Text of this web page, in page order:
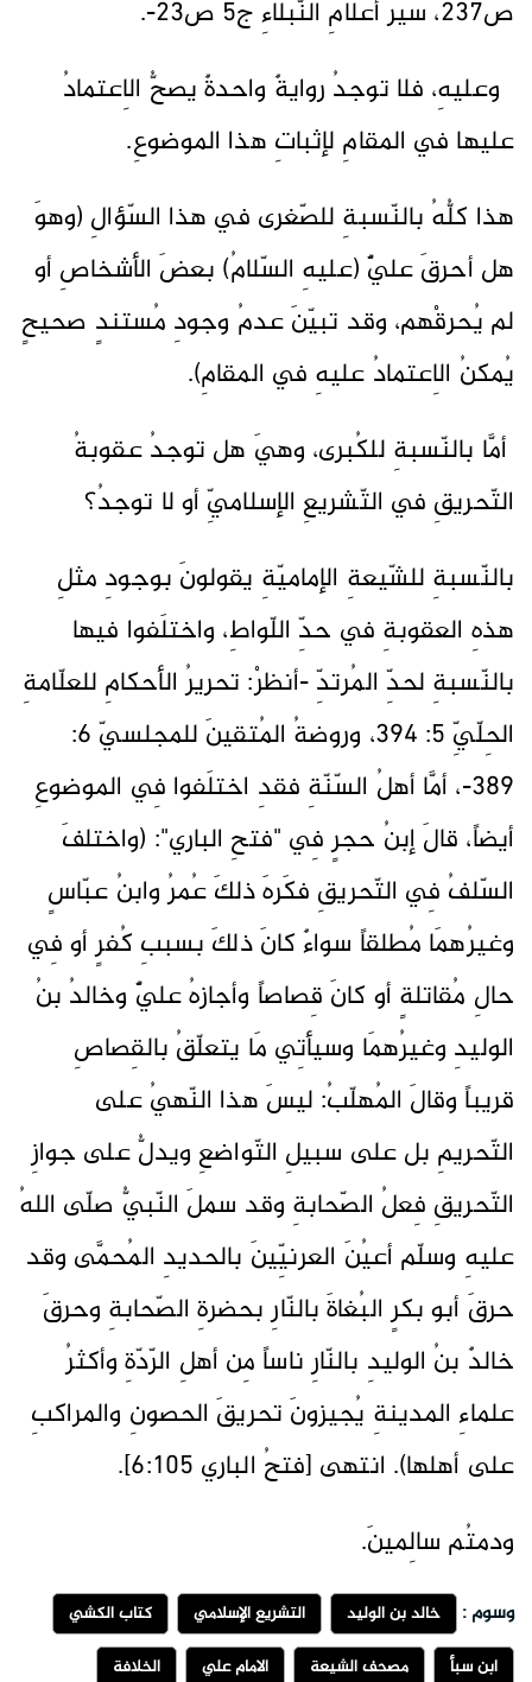
ص237، سيرُ أعلامِ النّبلاءِ ج5 ص23-.
وعليهِ، فلا توجدُ روايةٌ واحدةٌ يصحُّ الاِعتمادُ
عليها في المقامِ لإثباتِ هذا الموضوعِ.
هذا كلُّهُ بالنّسبةِ للصّغرى في هذا السّؤالِ (وهوَ
هل أحرقَ عليٌّ (عليهِ السّلامُ) بعضَ الأشخاصِ أو
لم يُحرقْهم، وقد تبيّنَ عدمُ وجودِ مُستندٍ صحيحٍ
يُمكنُ الاِعتمادُ عليهِ في المقامِ).
أمَّا بالنّسبةِ للكُبرى، وهيَ هل توجدُ عقوبةُ
التّحريقِ في التّشريعِ الإسلاميِّ أو لا توجدُ؟
بالنّسبةِ للشّيعةِ الإماميّةِ يقولونَ بوجودِ مثلِ
هذهِ العقوبةِ في حدِّ اللّواطِ، واختلَفوا فيها
بالنّسبةِ لحدِّ المُرتدِّ -أنظرْ: تحريرُ الأحكامِ للعلّامةِ
الحِلّيِّ 5: 394، وروضةُ المُتقينَ للمجلسيّ 6:
389-، أمَّا أهلُ السّنّةِ فقدِ اختلَفوا فِي الموضوعِ
أيضاً، قالَ إبنُ حجرٍ فِي "فتحِ الباري": (واختلفَ
السّلفُ فِي التّحريقِ فكَرهَ ذلكَ عُمرُ وابنُ عبّاسٍ
وغيرُهمَا مُطلقاً سواءٌ كانَ ذلكَ بسببِ كُفرٍ أو فِي
حالِ مُقاتلةٍ أو كانَ قِصاصاً وأجازهُ عليٌّ وخالدُ بنُ
الوليدِ وغيرُهمَا وسيأتِي مَا يتعلّقُ بالقِصاصِ
قريباً وقالَ المُهلّبُ: ليسَ هذا النّهيُ على
التّحريمِ بل على سبيلِ التّواضعِ ويدلُّ على جوازِ
التّحريقِ فِعلُ الصّحابةِ وقد سملَ النّبيُّ صلّى اللهُ
عليهِ وسلّم أعيُنَ العرنيِّينَ بالحديدِ المُحمَّى وقد
حرقَ أبو بكرٍ البُغاةَ بالنّارِ بحضرةِ الصّحابةِ وحرقَ
خالدٌ بنُ الوليدِ بالنّارِ ناساً مِن أهلِ الرّدّةِ وأكثرُ
علماءِ المدينةِ يُجيزونَ تحريقَ الحصونِ والمراكبِ
على أهلها). انتهى [فتحُ الباري 6:105].
ودمتُم سالِمينَ.
وسوم : خالد بن الوليد التشريع الإسلامي
كتاب الكشي
ابن سبأ
مصحف الشيعة الامام علي الخلافة